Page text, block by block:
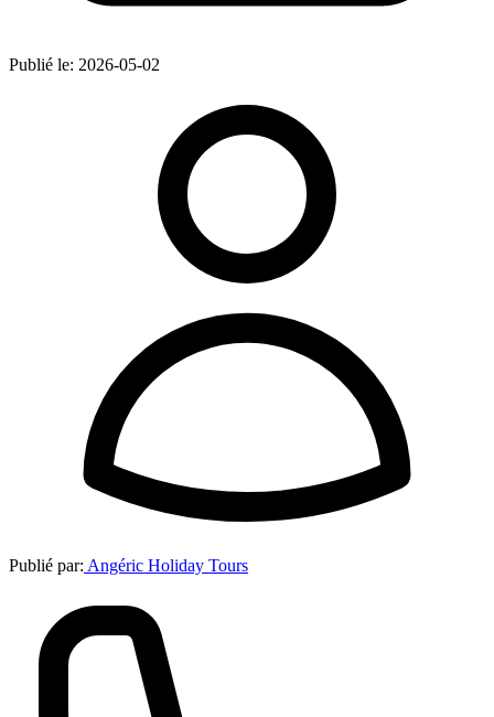
Publié le: 2026-05-02
Publié par: Angéric Holiday Tours